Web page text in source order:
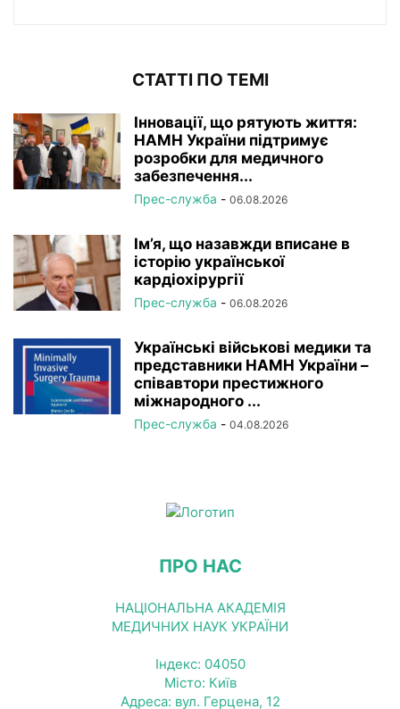
СТАТТІ ПО ТЕМІ
Інновації, що рятують життя:
НАМН України підтримує
розробки для медичного
забезпечення...
Прес-служба - 06.08.2026
Ім’я, що назавжди вписане в
історію української
кардіохірургії
Прес-служба - 06.08.2026
Українські військові медики та
представники НАМН України –
співавтори престижного
міжнародного ...
Прес-служба - 04.08.2026
ПРО НАС
НАЦІОНАЛЬНА АКАДЕМІЯ
МЕДИЧНИХ НАУК УКРАЇНИ
Індекс: 04050
Місто: Київ
Адреса: вул. Герцена, 12